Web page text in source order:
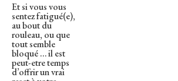
Et si vous vous
sentez fatigué(e),
au bout du
rouleau, ou que
tout semble
bloqué … il est
peut-etre temps
d’offrir un vrai